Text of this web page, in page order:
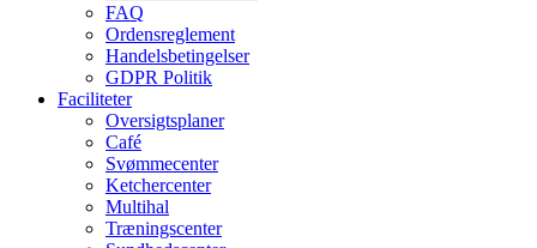
FAQ
Ordensreglement
Handelsbetingelser
GDPR Politik
Faciliteter
Oversigtsplaner
Café
Svømmecenter
Ketchercenter
Multihal
Træningscenter